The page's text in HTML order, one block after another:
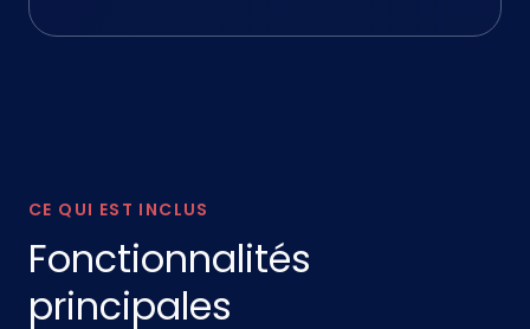
CE QUI EST INCLUS
Fonctionnalités
principales